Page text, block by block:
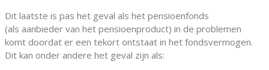
Dit laatste is pas het geval als het pensioenfonds
(als aanbieder van het pensioenproduct) in de problemen
komt doordat er een tekort ontstaat in het fondsvermogen.
Dit kan onder andere het geval zijn als: